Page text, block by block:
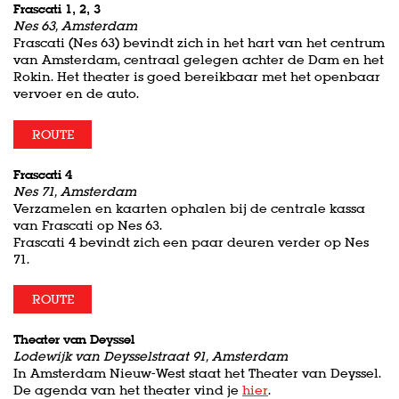
Frascati 1, 2, 3
Nes 63, Amsterdam
Frascati (Nes 63) bevindt zich in het hart van het centrum
van Amsterdam, centraal gelegen achter de Dam en het
Rokin. Het theater is goed bereikbaar met het openbaar
vervoer en de auto.
ROUTE
Frascati 4
Nes 71, Amsterdam
Verzamelen en kaarten ophalen bij de centrale kassa
van Frascati op Nes 63.
Frascati 4 bevindt zich een paar deuren verder op Nes
71.
ROUTE
Theater van Deyssel
Lodewijk van Deysselstraat 91, Amsterdam
In Amsterdam Nieuw-West staat het Theater van Deyssel.
De agenda van het theater vind je hier.